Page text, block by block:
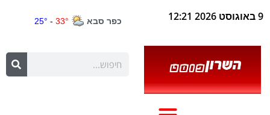
9 באוגוסט 2026 12:21